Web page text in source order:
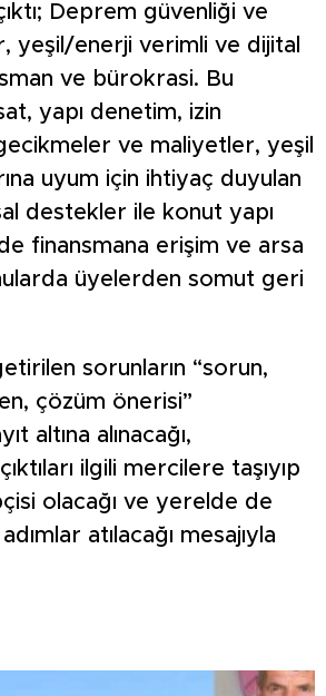
Deprem güvenliği ve
yeşil/enerji verimli ve dijital
ve bürokrasi. Bu
yapı denetim, izin
ve maliyetler, yeşil
uyum için ihtiyaç duyulan
destekler ile konut yapı
finansmana erişim ve arsa
üyelerden somut geri
sorunların “sorun,
çözüm önerisi”
altına alınacağı,
ilgili mercilere taşıyıp
olacağı ve yerelde de
atılacağı mesajıyla